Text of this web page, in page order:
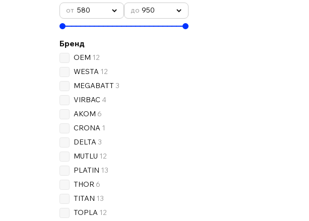
580 950
Бренд
OEM 12
WESTA 12
MEGABATT 3
VIRBAC 4
AKOM 6
CRONA 1
DELTA 3
MUTLU 12
PLATIN 13
THOR 6
TITAN 13
TOPLA 12